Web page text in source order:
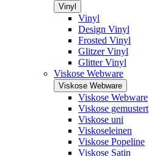
Vinyl
Vinyl
Design Vinyl
Frosted Vinyl
Glitzer Vinyl
Glitter Vinyl
Viskose Webware
Viskose Webware
Viskose Webware
Viskose gemustert
Viskose uni
Viskoseleinen
Viskose Popeline
Viskose Satin